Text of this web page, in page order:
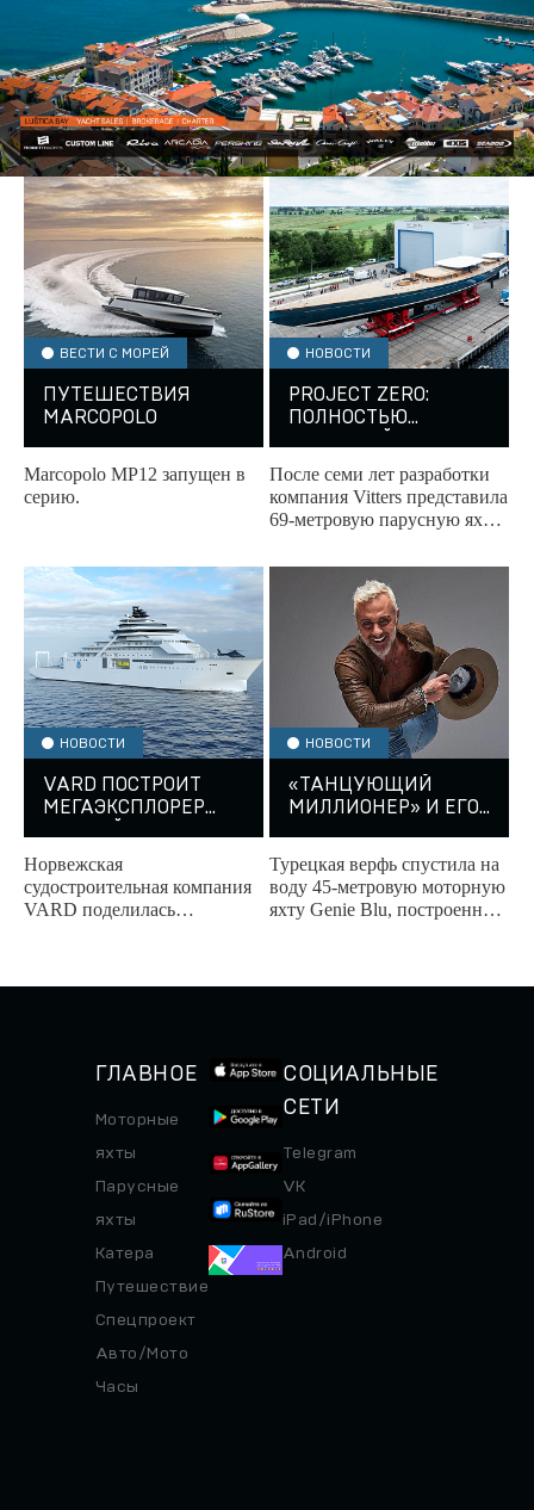
ВЕСТИ С МОРЕЙ
ПУТЕШЕСТВИЯ
MARCOPOLO
Marcopolo МР12 запущен в
серию.
НОВОСТИ
PROJECT ZERO:
ПОЛНОСТЬЮ
VITTERS ВЫШЕЛ В
СВЕТ
После семи лет разработки
компания Vitters представила
69-метровую парусную яхту
НОВОСТИ
VARD ПОСТРОИТ
МЕГАЭКСПЛОРЕР
Норвежская
судостроительная компания
VARD поделилась
НОВОСТИ
«ТАНЦУЮЩИЙ
МИЛЛИОНЕР» И ЕГО
Турецкая верфь спустила на
воду 45-метровую моторную
яхту Genie Blu, построенную
ГЛАВНОЕ
Моторные
яхты
Парусные
яхты
Катера
Путешествие
Спецпроект
Авто/Мото
Часы
СОЦИАЛЬНЫЕ
СЕТИ
Telegram
VK
iPad/iPhone
Android